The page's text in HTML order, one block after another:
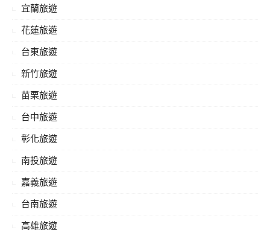
宜蘭旅遊
花蓮旅遊
台東旅遊
新竹旅遊
苗栗旅遊
台中旅遊
彰化旅遊
南投旅遊
嘉義旅遊
台南旅遊
高雄旅遊